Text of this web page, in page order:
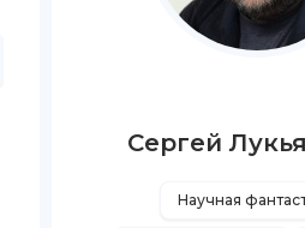
Сергей
Научная